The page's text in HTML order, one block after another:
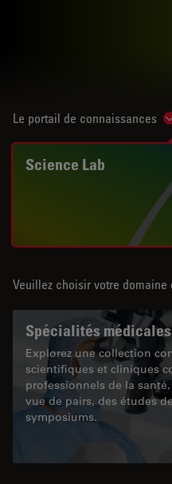
Le portail de connaissances
Science Lab
Veuillez choisir votre
Spécialités médicales
Explorez une collection
scientifiques et cliniques
professionnels de la
vue de pairs, des études
symposiums.